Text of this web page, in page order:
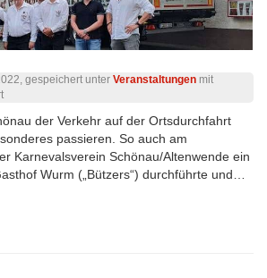
, gespeichert unter Veranstaltungen mit
für
wird
zum
Zentrum
der
der Verkehr auf der Ortsdurchfahrt
passieren. So auch am
Karnevalsverein Schönau/Altenwende ein
Wurm („Bützers“) durchführte und…